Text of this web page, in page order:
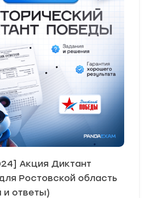
Акция Диктант
Ростовской область
и ответы)